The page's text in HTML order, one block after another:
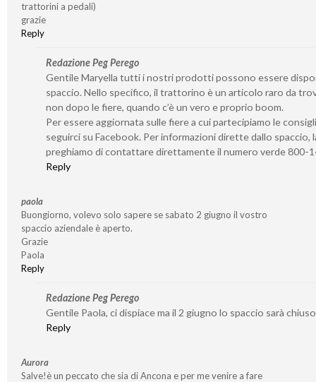
trattorini a pedali)
grazie
Reply
Redazione Peg Perego
Gentile Maryella tutti i nostri prodotti possono essere
spaccio. Nello specifico, il trattorino è un articolo raro da
non dopo le fiere, quando c’è un vero e proprio boom.
Per essere aggiornata sulle fiere a cui partecipiamo le
seguirci su Facebook. Per informazioni dirette dallo spaccio,
preghiamo di contattare direttamente il numero verde 800-
Reply
paola
Buongiorno, volevo solo sapere se sabato 2 giugno il vostro
spaccio aziendale è aperto.
Grazie
Paola
Reply
Redazione Peg Perego
Gentile Paola, ci dispiace ma il 2 giugno lo spaccio sarà
Reply
Aurora
Salve!è un peccato che sia di Ancona e per me venire a fare